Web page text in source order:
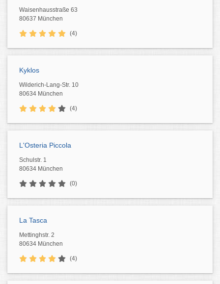
Waisenhausstraße 63
80637 München
(4)
Kyklos
Wilderich-Lang-Str. 10
80634 München
(4)
L'Osteria Piccola
Schulstr. 1
80634 München
(0)
La Tasca
Mettinghstr. 2
80634 München
(4)